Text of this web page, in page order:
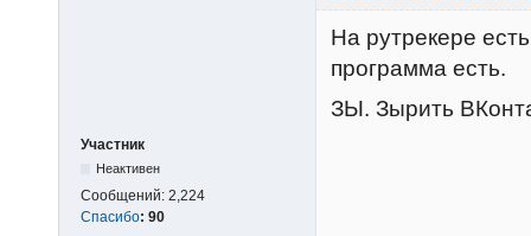
Участник
Неактивен
Сообщений: 2,224
Спасибо: 90
На рутрекере
программа есть.
ЗЫ. Зырить